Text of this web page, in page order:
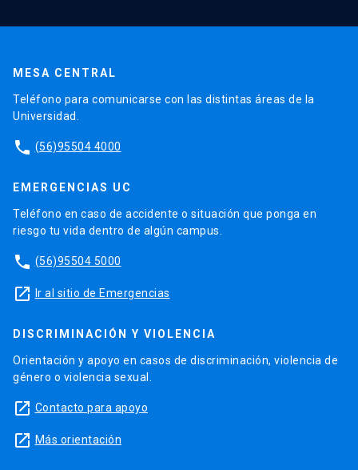
MESA CENTRAL
Teléfono para comunicarse con las distintas áreas de la
Universidad.
phone (56)95504 4000
EMERGENCIAS UC
Teléfono en caso de accidente o situación que ponga en
riesgo tu vida dentro de algún campus.
phone (56)95504 5000
launch Ir al sitio de Emergencias
DISCRIMINACIÓN Y VIOLENCIA
Orientación y apoyo en casos de discriminación, violencia de
género o violencia sexual.
launch Contacto para apoyo
launch Más orientación